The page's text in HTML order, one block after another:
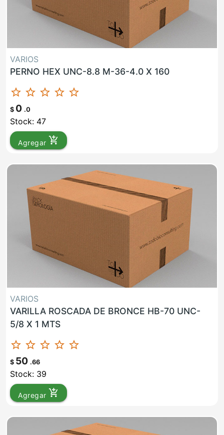
VARIOS
PERNO HEX UNC-8.8 M-36-4.0 X 160
star_border star_border star_border star_border star_border
$ 0 .0
Stock: 47
Agregar add_shopping_cart
VARIOS
VARILLA ROSCADA DE BRONCE HB-70 UNC-
5/8 X 1 MTS
star_border star_border star_border star_border star_border
$ 50 .66
Stock: 39
Agregar add_shopping_cart